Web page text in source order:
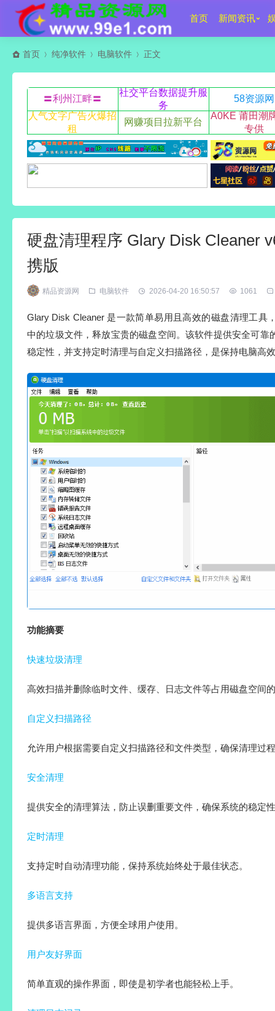
首页 新闻资讯
首页 纯净软件 电脑软件 正文
〓利州江畔〓
社交平台数据提升服
务
58资源网
人气文字广告火爆招
租
网赚项目拉新平台
A0KE 莆田潮
专供
硬盘清理程序 Glary Disk Cleaner
携版
精品资源网 电脑软件 2026-04-20 16:50:57 1061
Glary Disk Cleaner 是一款简单易用且高效的磁盘清理工具
中的垃圾文件，释放宝贵的磁盘空间。该软件提供安全可靠
稳定性，并支持定时清理与自定义扫描路径，是保持电脑高
功能摘要
快速垃圾清理
高效扫描并删除临时文件、缓存、日志文件等占用磁盘空间
自定义扫描路径
允许用户根据需要自定义扫描路径和文件类型，确保清理过
安全清理
提供安全的清理算法，防止误删重要文件，确保系统的稳定
定时清理
支持定时自动清理功能，保持系统始终处于最佳状态。
多语言支持
提供多语言界面，方便全球用户使用。
用户友好界面
简单直观的操作界面，即使是初学者也能轻松上手。